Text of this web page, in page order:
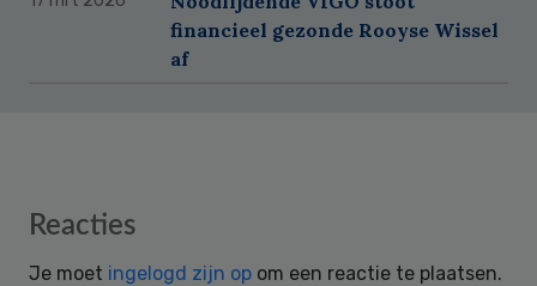
financieel gezonde Rooyse Wissel
af
Reader
Reacties
Je moet ingelogd zijn op om een reactie te plaatsen.